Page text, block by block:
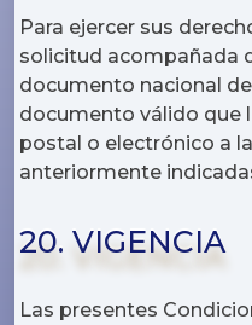
Para ejercer sus
solicitud acompañada
documento nacional
documento válido que
postal o electrónico a
anteriormente
20. VIGENCIA
Las presentes